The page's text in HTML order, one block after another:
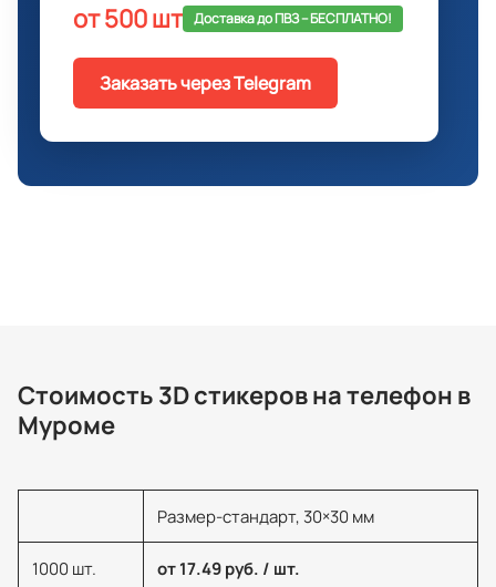
от 500 шт Доставка до ПВЗ -- БЕСПЛАТНО!
Заказать через Telegram
Стоимость 3D стикеров на телефон в
Муроме
Размер-стандарт, 30×30 мм
1000 шт. от 17.49 руб. / шт.